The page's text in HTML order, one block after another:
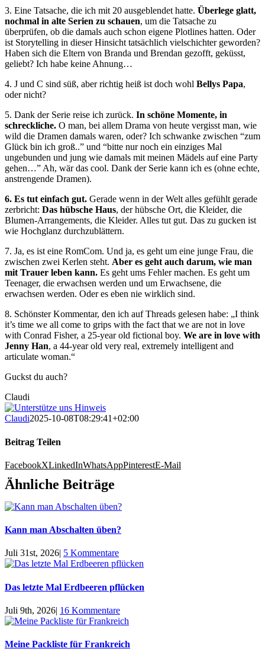
3. Eine Tatsache, die ich mit 20 ausgeblendet hatte. Überlege glatt,
nochmal in alte Serien zu schauen, um die Tatsache zu
überprüfen, ob die damals auch schon eigene Plotlines hatten. Oder
ist Storytelling in dieser Hinsicht tatsächlich vielschichter geworden?
Haben sich die Eltern von Branda und Brendan gezofft, geküsst,
geliebt? Ich habe keine Ahnung…
4. J und C sind süß, aber richtig heiß ist doch wohl Bellys Papa,
oder nicht?
5. Dank der Serie reise ich zurück. In schöne Momente, in
schreckliche. O man, bei allem Drama von heute vergisst man, wie
wild die Dramen damals waren, oder? Ich schwanke zwischen “zum
Glück bin ich groß..” und “bitte nur noch ein einziges Mal
ungebunden und jung wie damals mit meinen Mädels auf eine Party
gehen…” Ah, wär das cool. Dank der Serie kann ich es (ohne echte,
anstrengende Dramen).
6. Es tut einfach gut. Gerade wenn in der Welt alles gefühlt gerade
zerbricht: Das hübsche Haus, der hübsche Ort, die Kleider, die
Blumen-Arrangements, die Kleider. Alles tut gut. Das zu gucken ist
wie Hochglanz durchzublättern.
7. Ja, es ist eine RomCom. Und ja, es geht um eine junge Frau, die
zwischen zwei Kerlen steht. Aber es geht auch darum, wie man
mit Trauer leben kann. Es geht ums Fehler machen. Es geht um
Teenager, die erwachsen werden und um Erwachsene, die
erwachsen werden. Oder es eben nie wirklich sind.
8. Schönster Kommentar, den ich auf Threads gelesen habe: „I think
it’s time we all come to grips with the fact that we are not in love
with Conrad Fisher, a 25-year old fictional boy. We are in love with
Jenny Han, a 44-year old very real, extremely intelligent and
articulate woman.“
Guckst du auch?
Claudi
Claudi2025-10-08T08:29:41+02:00
Beitrag Teilen
FacebookXLinkedInWhatsAppPinterestE-Mail
Ähnliche Beiträge
Kann man Abschalten üben?
Juli 31st, 2026| 5 Kommentare
Das letzte Mal Erdbeeren pflücken
Juli 9th, 2026| 16 Kommentare
Meine Packliste für Frankreich